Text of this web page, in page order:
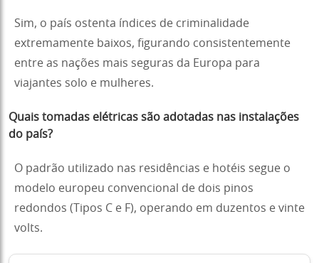
Sim, o país ostenta índices de criminalidade
extremamente baixos, figurando consistentemente
entre as nações mais seguras da Europa para
viajantes solo e mulheres.
Quais tomadas elétricas são adotadas nas instalações
do país?
O padrão utilizado nas residências e hotéis segue o
modelo europeu convencional de dois pinos
redondos (Tipos C e F), operando em duzentos e vinte
volts.